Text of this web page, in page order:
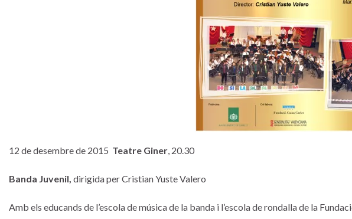
12 de desembre de 2015 Teatre Giner, 20.30
Banda Juvenil, dirigida per Cristian Yuste Valero
Amb els educands de l’escola de música de la banda i l’escola de rondalla de la